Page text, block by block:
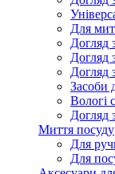
Для
Догляд
Догляд
Догляд
Засоби
Вологі
Догляд
Миття посуду
Для
Для